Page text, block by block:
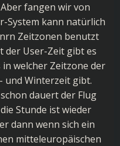
fangen wir von
System kann natürlich
Zeitzonen benutzt
der User-Zeit gibt es
in welcher Zeitzone der
und Winterzeit gibt.
dauert der Flug
Stunde ist wieder
dann wenn sich ein
mitteleuropäischen